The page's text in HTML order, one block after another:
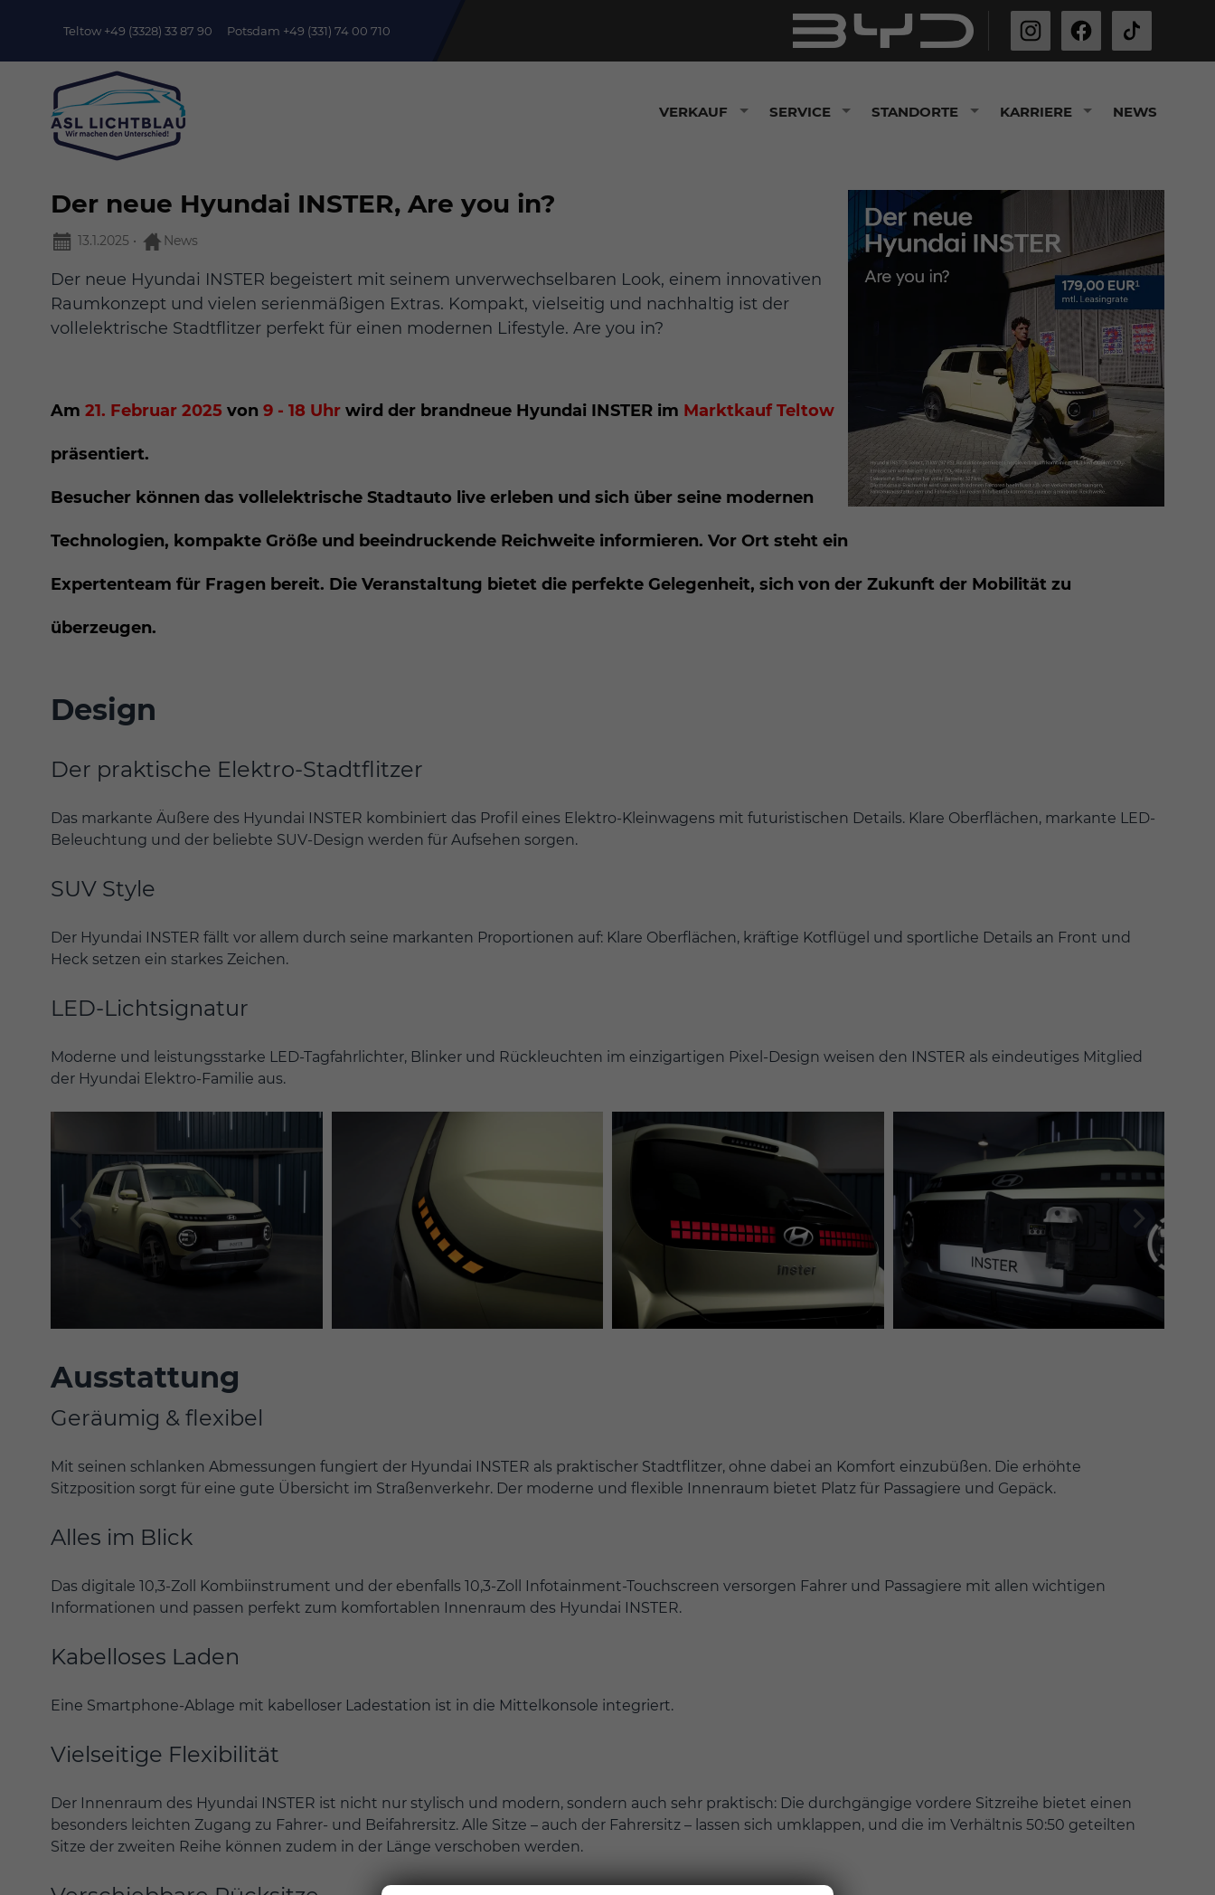
Teltow +49 (3328) 33 87 90 Potsdam +49 (331) 74 00 710
VERKAUF SERVICE STANDORTE KARRIERE NEWS
Der neue Hyundai INSTER, Are you in?
13.1.2025 • News
Der neue Hyundai INSTER begeistert mit seinem unverwechselbaren Look, einem innovativen
Raumkonzept und vielen serienmäßigen Extras. Kompakt, vielseitig und nachhaltig ist der
vollelektrische Stadtflitzer perfekt für einen modernen Lifestyle. Are you in?
Am 21. Februar 2025 von 9 - 18 Uhr wird der brandneue Hyundai INSTER im Marktkauf Teltow
präsentiert.
Besucher können das vollelektrische Stadtauto live erleben und sich über seine modernen
Technologien, kompakte Größe und beeindruckende Reichweite informieren. Vor Ort steht ein
Expertenteam für Fragen bereit. Die Veranstaltung bietet die perfekte Gelegenheit, sich von der Zukunft der Mobilität zu
überzeugen.
Design
Der praktische Elektro-Stadtflitzer
Das markante Äußere des Hyundai INSTER kombiniert das Profil eines Elektro-Kleinwagens mit futuristischen Details. Klare Oberflächen, markante LED-
Beleuchtung und der beliebte SUV-Design werden für Aufsehen sorgen.
SUV Style
Der Hyundai INSTER fällt vor allem durch seine markanten Proportionen auf: Klare Oberflächen, kräftige Kotflügel und sportliche Details an Front und
Heck setzen ein starkes Zeichen.
LED-Lichtsignatur
Moderne und leistungsstarke LED-Tagfahrlichter, Blinker und Rückleuchten im einzigartigen Pixel-Design weisen den INSTER als eindeutiges Mitglied
der Hyundai Elektro-Familie aus.
Ausstattung
Geräumig & flexibel
Mit seinen schlanken Abmessungen fungiert der Hyundai INSTER als praktischer Stadtflitzer, ohne dabei an Komfort einzubüßen. Die erhöhte
Sitzposition sorgt für eine gute Übersicht im Straßenverkehr. Der moderne und flexible Innenraum bietet Platz für Passagiere und Gepäck.
Alles im Blick
Das digitale 10,3-Zoll Kombiinstrument und der ebenfalls 10,3-Zoll Infotainment-Touchscreen versorgen Fahrer und Passagiere mit allen wichtigen
Informationen und passen perfekt zum komfortablen Innenraum des Hyundai INSTER.
Kabelloses Laden
Eine Smartphone-Ablage mit kabelloser Ladestation ist in die Mittelkonsole integriert.
Vielseitige Flexibilität
Der Innenraum des Hyundai INSTER ist nicht nur stylisch und modern, sondern auch sehr praktisch: Die durchgängige vordere Sitzreihe bietet einen
besonders leichten Zugang zu Fahrer- und Beifahrersitz. Alle Sitze – auch der Fahrersitz – lassen sich umklappen, und die im Verhältnis 50:50 geteilten
Sitze der zweiten Reihe können zudem in der Länge verschoben werden.